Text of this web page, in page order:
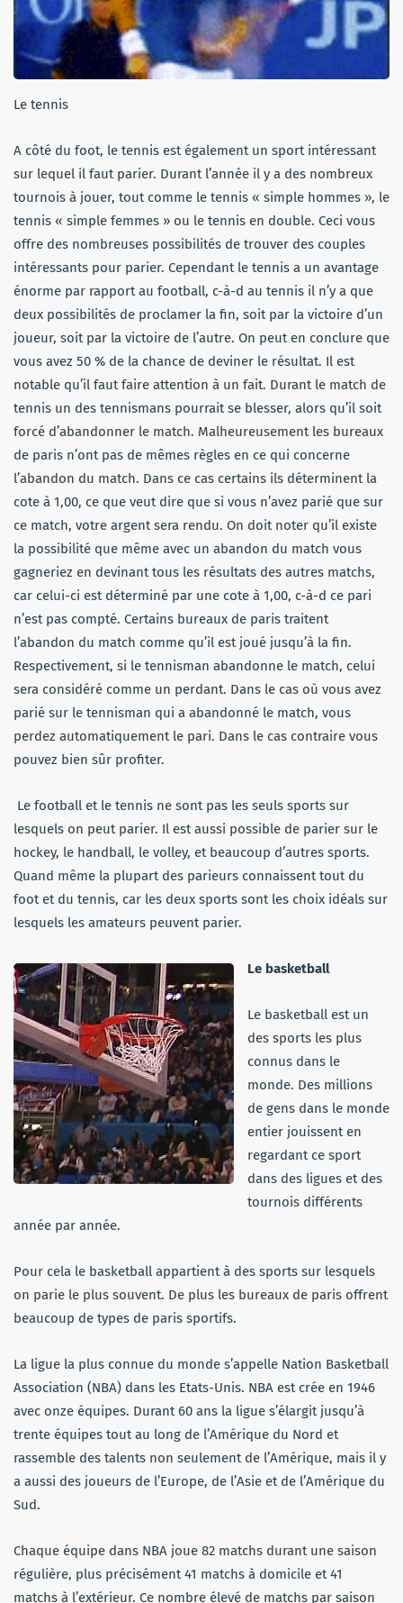
Le tennis
A côté du foot, le tennis est également un sport intéressant
sur lequel il faut parier. Durant l’année il y a des nombreux
tournois à jouer, tout comme le tennis « simple hommes », le
tennis « simple femmes » ou le tennis en double. Ceci vous
offre des nombreuses possibilités de trouver des couples
intéressants pour parier. Cependant le tennis a un avantage
énorme par rapport au football, c-à-d au tennis il n’y a que
deux possibilités de proclamer la fin, soit par la victoire d’un
joueur, soit par la victoire de l’autre. On peut en conclure que
vous avez 50 % de la chance de deviner le résultat. Il est
notable qu’il faut faire attention à un fait. Durant le match de
tennis un des tennismans pourrait se blesser, alors qu’il soit
forcé d’abandonner le match. Malheureusement les bureaux
de paris n’ont pas de mêmes règles en ce qui concerne
l’abandon du match. Dans ce cas certains ils déterminent la
cote à 1,00, ce que veut dire que si vous n’avez parié que sur
ce match, votre argent sera rendu. On doit noter qu’il existe
la possibilité que même avec un abandon du match vous
gagneriez en devinant tous les résultats des autres matchs,
car celui-ci est déterminé par une cote à 1,00, c-à-d ce pari
n’est pas compté. Certains bureaux de paris traitent
l’abandon du match comme qu’il est joué jusqu’à la fin.
Respectivement, si le tennisman abandonne le match, celui
sera considéré comme un perdant. Dans le cas où vous avez
parié sur le tennisman qui a abandonné le match, vous
perdez automatiquement le pari. Dans le cas contraire vous
pouvez bien sûr profiter.
Le football et le tennis ne sont pas les seuls sports sur
lesquels on peut parier. Il est aussi possible de parier sur le
hockey, le handball, le volley, et beaucoup d’autres sports.
Quand même la plupart des parieurs connaissent tout du
foot et du tennis, car les deux sports sont les choix idéals sur
lesquels les amateurs peuvent parier.
Le basketball
Le basketball est un
des sports les plus
connus dans le
monde. Des millions
de gens dans le monde
entier jouissent en
regardant ce sport
dans des ligues et des
tournois différents
année par année.
Pour cela le basketball appartient à des sports sur lesquels
on parie le plus souvent. De plus les bureaux de paris offrent
beaucoup de types de paris sportifs.
La ligue la plus connue du monde s’appelle Nation Basketball
Association (NBA) dans les Etats-Unis. NBA est crée en 1946
avec onze équipes. Durant 60 ans la ligue s’élargit jusqu’à
trente équipes tout au long de l’Amérique du Nord et
rassemble des talents non seulement de l’Amérique, mais il y
a aussi des joueurs de l’Europe, de l’Asie et de l’Amérique du
Sud.
Chaque équipe dans NBA joue 82 matchs durant une saison
régulière, plus précisément 41 matchs à domicile et 41
matchs à l’extérieur. Ce nombre élevé de matchs par saison